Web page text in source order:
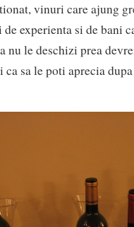
vinuri care ajung
experienta si de bani
nu le deschizi prea
sa le poti aprecia